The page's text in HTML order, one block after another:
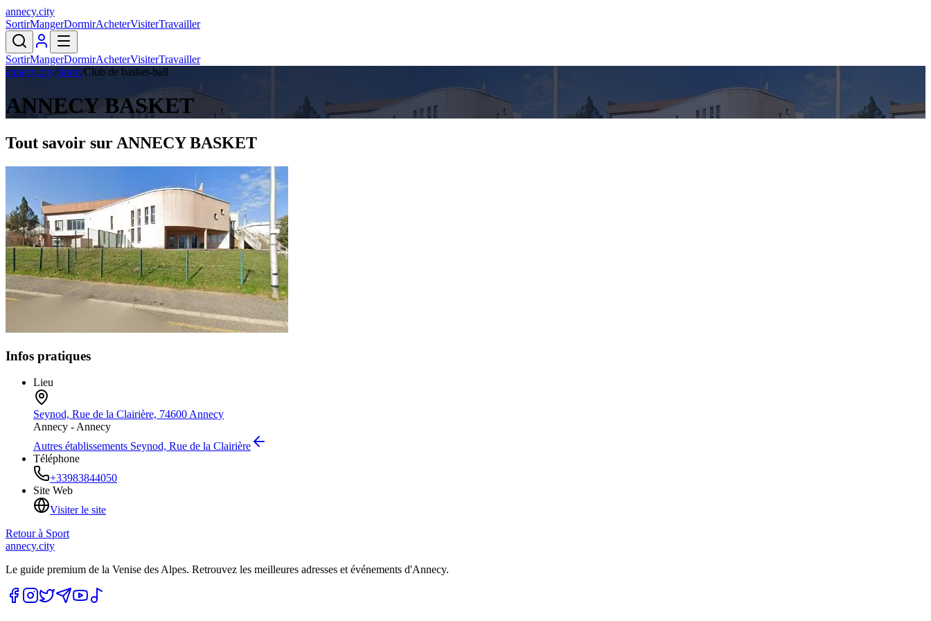
annecy.city
SortirMangerDormirAcheterVisiterTravailler
SortirMangerDormirAcheterVisiterTravailler
annecy.city/Sport/Club de basket-ball
ANNECY BASKET
Tout savoir sur ANNECY BASKET
Infos pratiques
Lieu
Seynod, Rue de la Clairière, 74600 Annecy
Annecy - Annecy
Autres établissements Seynod, Rue de la Clairière
Téléphone
+33983844050
Site Web
Visiter le site
Retour à Sport
annecy.city
Le guide premium de la Venise des Alpes. Retrouvez les meilleures adresses et événements d'Annecy.